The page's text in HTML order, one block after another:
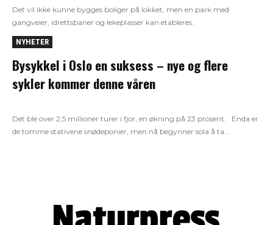
Det vil ikke kunne bygges boliger på lokket, men en park med
gangveier, idrettsbaner og lekeplasser kan etableres.
NYHETER
Bysykkel i Oslo en suksess – nye og flere
sykler kommer denne våren
Det ble over 2,5 millioner turer i fjor, en økning på 23 prosent. Enda er
de tomme stativene snødeponier, men nå begynner sola å ta...